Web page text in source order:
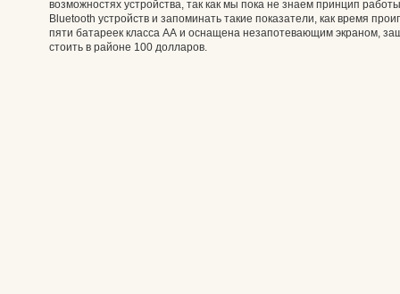
возможностях устройства, так как мы пока не знаем принцип
Bluetooth устройств и запоминать такие показатели, как время
пяти батареек класса АА и оснащена незапотевающим экраном,
стоить в районе 100 долларов.